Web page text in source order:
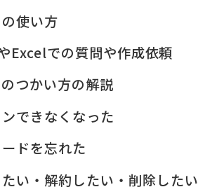
使い方
Excelでの質問や作成依頼
つかい方の解説
できなくなった
ドを忘れた
い・解約したい・削除したい